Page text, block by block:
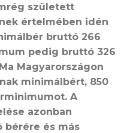
született
értelmében idén
bruttó 266
pedig bruttó 326
Magyarországon
minimálbért, 850
A
azonban
bérére és más